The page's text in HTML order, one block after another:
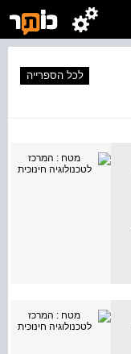
לכל הספרייה
/
/לחיות